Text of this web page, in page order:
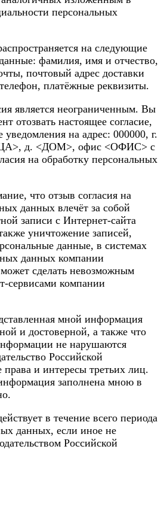
персональных
на следующие
фамилия, имя и отчество,
почтовый адрес доставки
платёжные реквизиты.
является неограниченным. Вы
отозвать настоящее согласие,
на адрес: 000000, г.
д. <ДОМ>, офис <ОФИС> с
на обработку персональных
что отзыв согласия на
данных влечёт за собой
записи с Интернет-сайта
уничтожение записей,
данные, в системах
данных компании
сделать невозможным
сервисами компании
мной информация
и достоверной, а также что
не нарушаются
Российской
и интересы третьих лиц.
заполнена мною в
в течение всего периода
данных, если иное не
Российской